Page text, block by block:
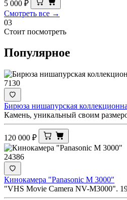
5 000 ₽
Смотреть все →
03
Стоит посмотреть
Популярное
7130
Бирюза нишапурская
Камень, уникальный своим
120 000 ₽
24386
Кинокамера "Panasonic M 3000"
"VHS Movie Camera NV-M3000".